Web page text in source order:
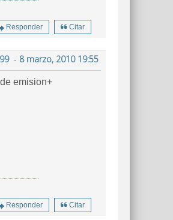
Responder Citar
- 8 marzo, 2010 19:55
emision+
Responder Citar